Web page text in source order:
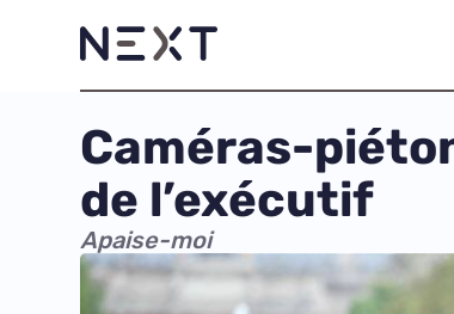
Caméras-
de l’exécutif
Apaise-moi